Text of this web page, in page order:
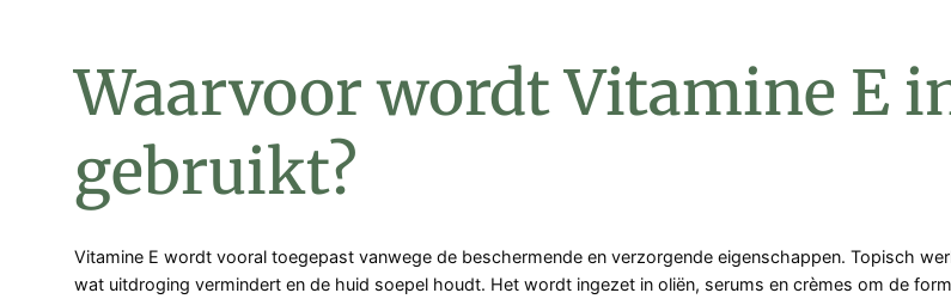
Waarvoor wordt Vitamine E
gebruikt?
Vitamine E wordt vooral toegepast vanwege de beschermende en verzorgende eigenschappen. Topisch
wat uitdroging vermindert en de huid soepel houdt. Het wordt ingezet in oliën, serums en crèmes om de